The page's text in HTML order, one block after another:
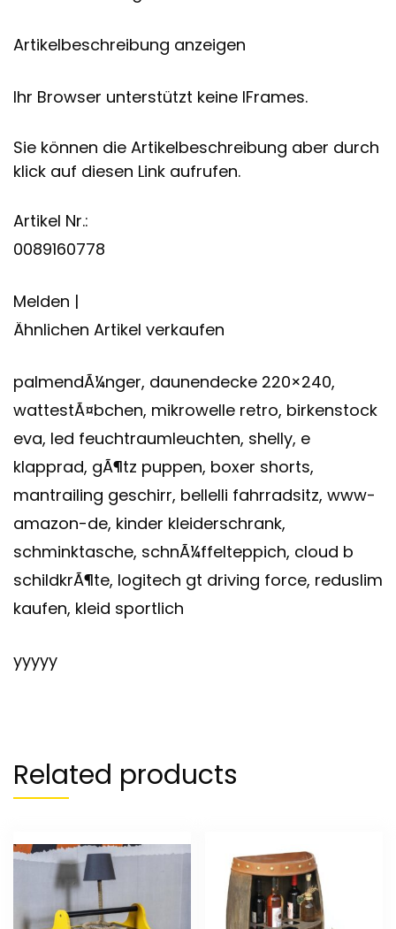
Artikelbeschreibung anzeigen
Ihr Browser unterstützt keine IFrames.
Sie können die Artikelbeschreibung aber durch
klick auf diesen Link aufrufen.
Artikel Nr.:
0089160778
Melden |
Ähnlichen Artikel verkaufen
palmendÃ¼nger, daunendecke 220×240,
wattestÃ¤bchen, mikrowelle retro, birkenstock
eva, led feuchtraumleuchten, shelly, e
klapprad, gÃ¶tz puppen, boxer shorts,
mantrailing geschirr, bellelli fahrradsitz, www-
amazon-de, kinder kleiderschrank,
schminktasche, schnÃ¼ffelteppich, cloud b
schildkrÃ¶te, logitech gt driving force, reduslim
kaufen, kleid sportlich
yyyyy
Related products